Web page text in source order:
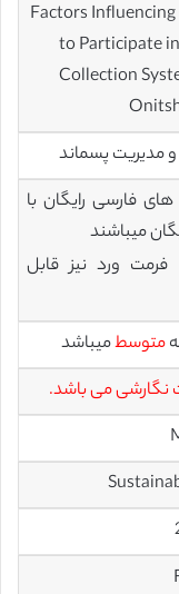
Factors
to Participate
Collection
مدیریت پسماند
فارسی رایگان با
فرمت ورد نیز قابل
متوسطمیباشد
نگارشی می باشد.